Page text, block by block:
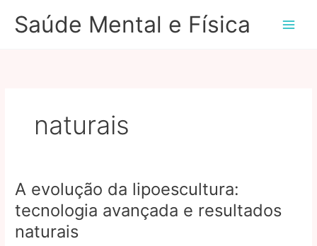
paraSaúde Mental e Física
naturais
A evolução da lipoescultura:
tecnologia avançada e resultados
naturais